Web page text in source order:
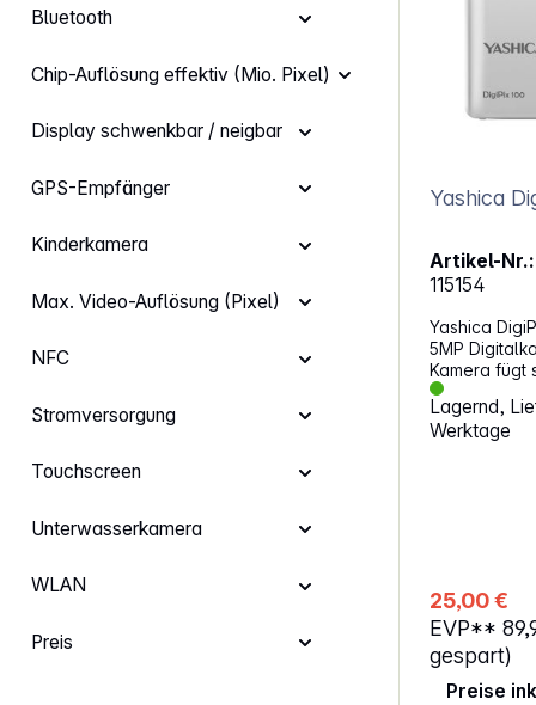
Bluetooth
Chip-Auflösung effektiv (Mio. Pixel)
Display schwenkbar / neigbar
GPS-Empfänger
Kinderkamera
Max. Video-Auflösung (Pixel)
NFC
Stromversorgung
Touchscreen
Unterwasserkamera
WLAN
Preis
Artikel-Nr.:
115154
Yashica
5MP
Kamera fügt
Lebensstil
Momente mit
oder Ihre
Eigenschaften: Bildauflösung: 5
Max.
Video-
P Naheinstellgrenze: ab 10 cm bis
unendlich Blende: F3,2 Li-Ionen Akku:
Lagernd,
Werktage
25,00 €
EVP**
gespart)
Preise